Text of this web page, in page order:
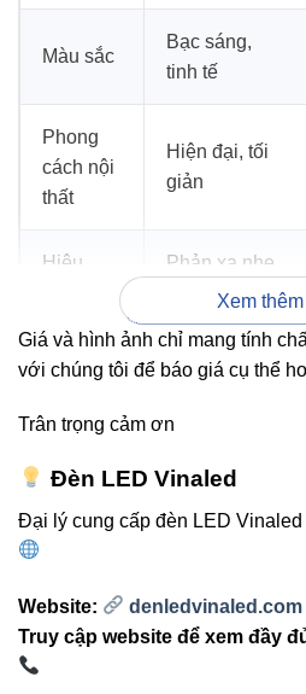
Màu sắc
Bạc sáng,
tinh tế
Phong
cách nội
thất
Hiện đại, tối
giản
Hiệu
Phản xạ nhẹ
nhàng, hài
hòa
Internal links gợi ý
Đèn led âm trần Vinaled
Đèn led tuýp Vinaled
External links
Xem thêm
Giá và hình ảnh chỉ mang tính
với chúng tôi để báo giá cụ thể
Trân trọng cảm ơn
Đèn LED Vinaled
Đại lý cung cấp đèn LED Vinaled
Website:
denledvinaled.com
Truy cập website để xem đầy